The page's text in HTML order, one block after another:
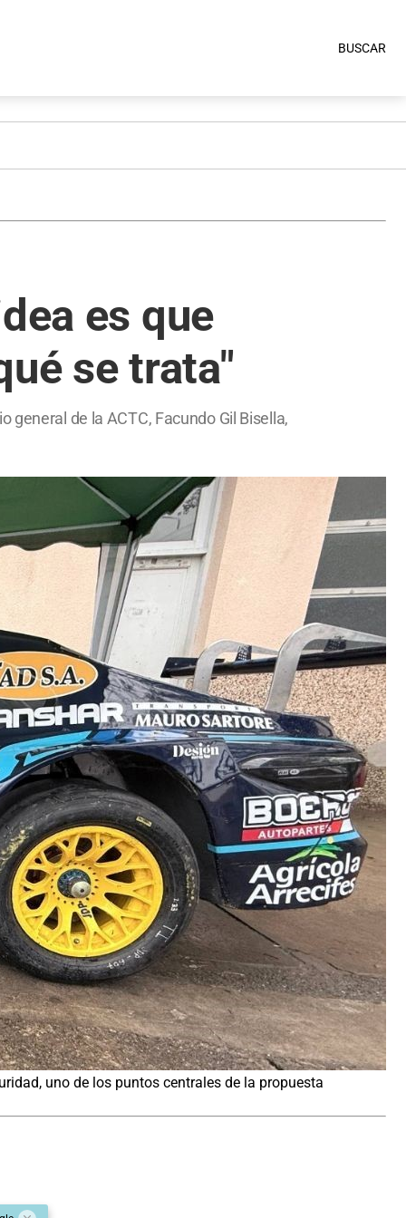
BUSCAR
es que
se trata"
de la ACTC, Facundo Gil Bisella,
uno de los puntos centrales de la propuesta